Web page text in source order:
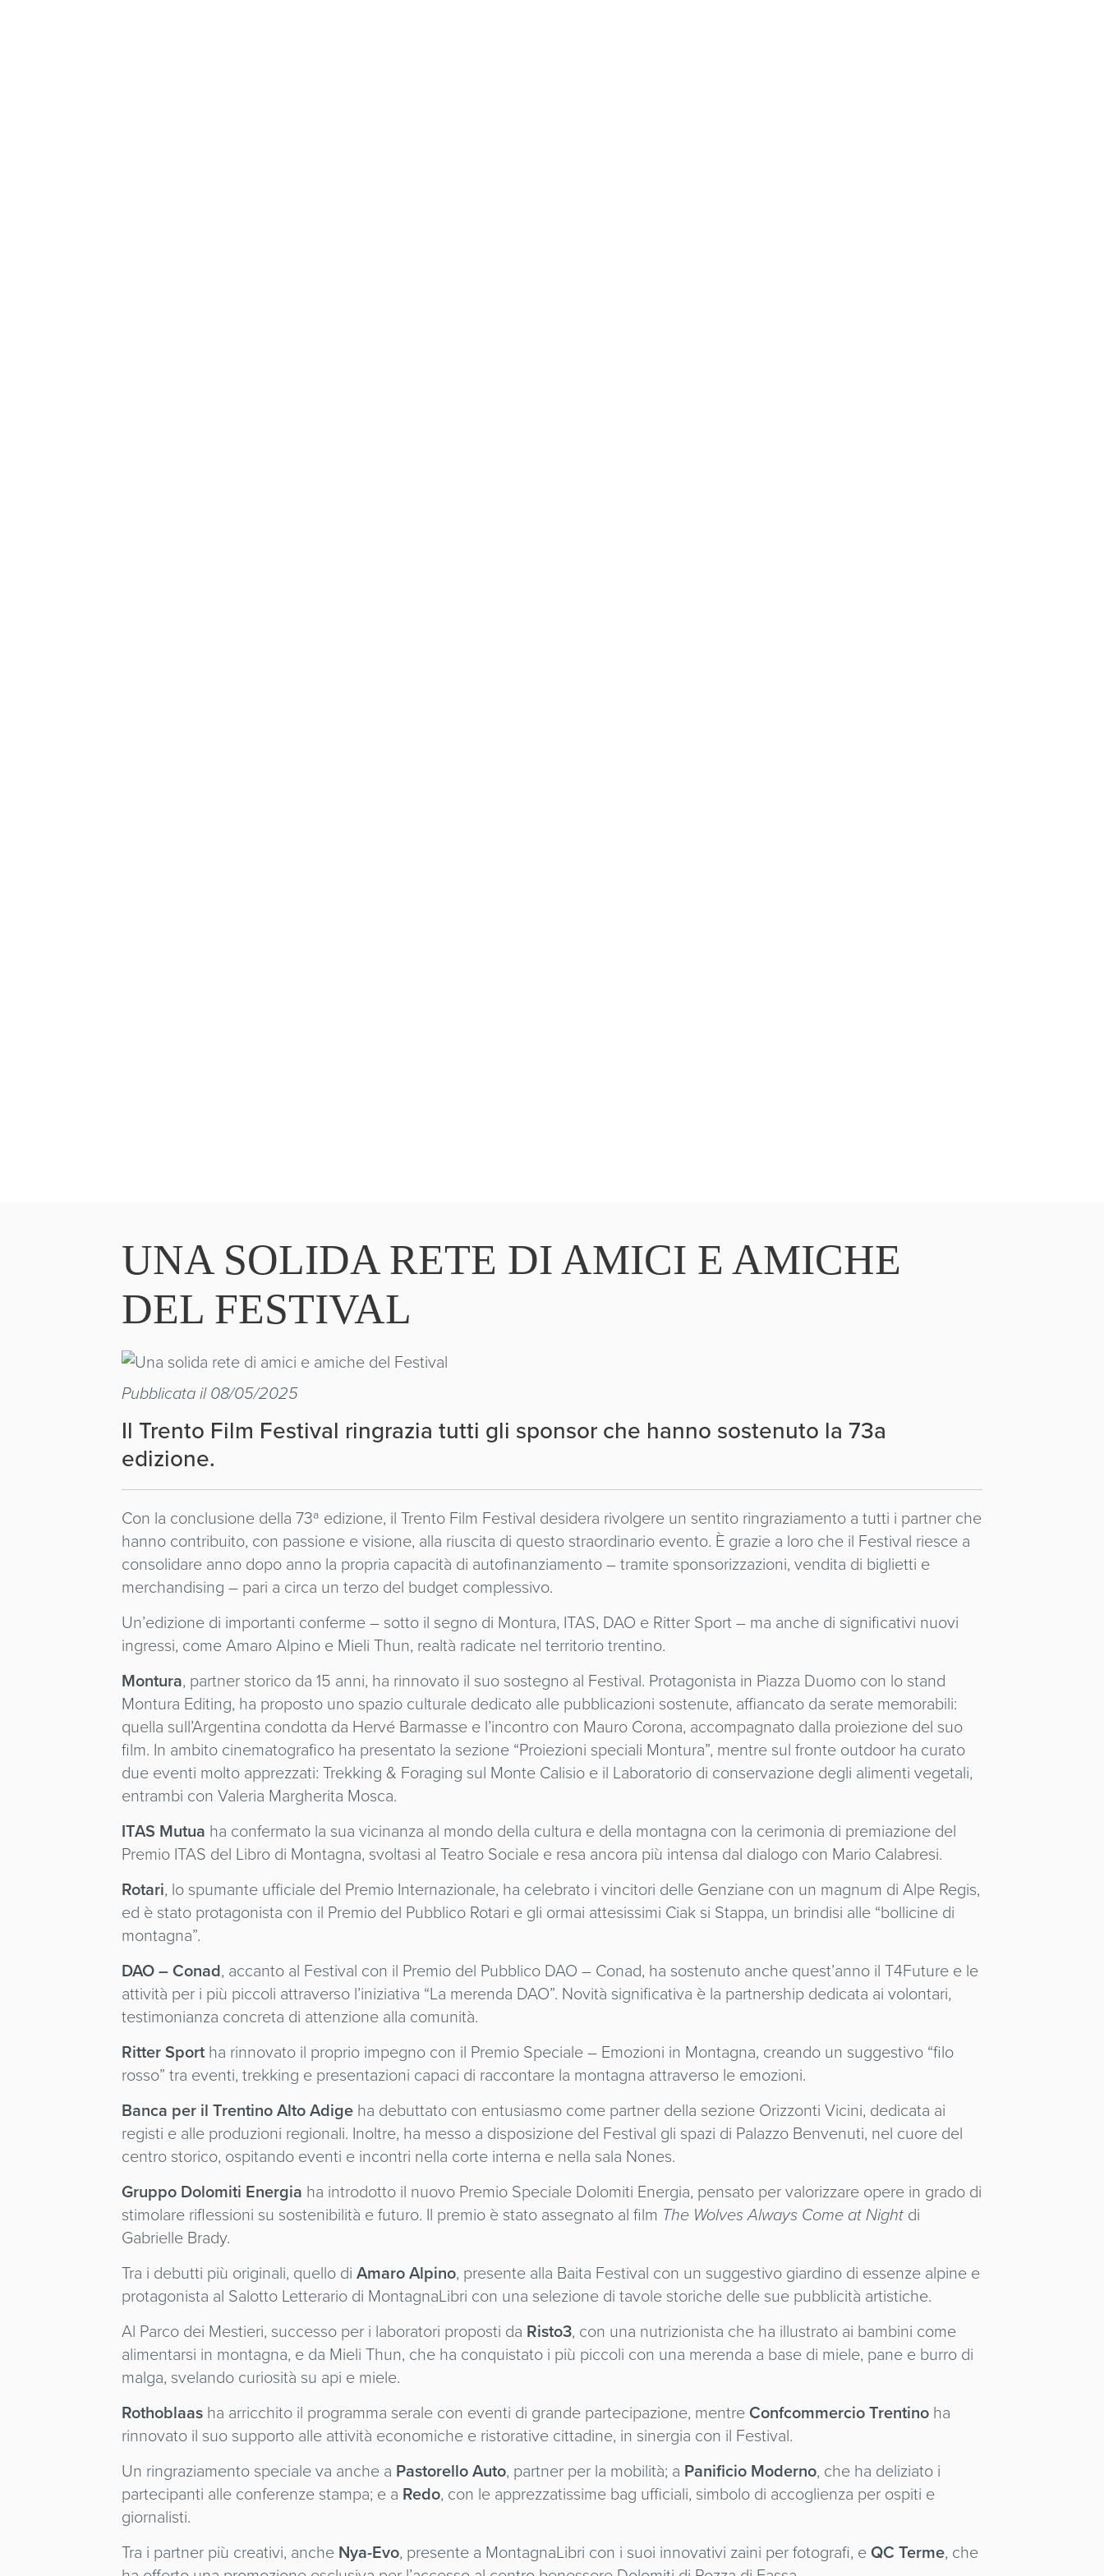
UNA SOLIDA RETE DI AMICI E AMICHE
DEL FESTIVAL
Pubblicata il 08/05/2025
Il Trento Film Festival ringrazia tutti gli sponsor che hanno sostenuto la 73a
edizione.
Con la conclusione della 73ª edizione, il Trento Film Festival desidera rivolgere un sentito ringraziamento a tutti i partner che
hanno contribuito, con passione e visione, alla riuscita di questo straordinario evento. È grazie a loro che il Festival riesce a
consolidare anno dopo anno la propria capacità di autofinanziamento – tramite sponsorizzazioni, vendita di biglietti e
merchandising – pari a circa un terzo del budget complessivo.
Un’edizione di importanti conferme – sotto il segno di Montura, ITAS, DAO e Ritter Sport – ma anche di significativi nuovi
ingressi, come Amaro Alpino e Mieli Thun, realtà radicate nel territorio trentino.
Montura, partner storico da 15 anni, ha rinnovato il suo sostegno al Festival. Protagonista in Piazza Duomo con lo stand
Montura Editing, ha proposto uno spazio culturale dedicato alle pubblicazioni sostenute, affiancato da serate memorabili:
quella sull’Argentina condotta da Hervé Barmasse e l’incontro con Mauro Corona, accompagnato dalla proiezione del suo
film. In ambito cinematografico ha presentato la sezione “Proiezioni speciali Montura”, mentre sul fronte outdoor ha curato
due eventi molto apprezzati: Trekking & Foraging sul Monte Calisio e il Laboratorio di conservazione degli alimenti vegetali,
entrambi con Valeria Margherita Mosca.
ITAS Mutua ha confermato la sua vicinanza al mondo della cultura e della montagna con la cerimonia di premiazione del
Premio ITAS del Libro di Montagna, svoltasi al Teatro Sociale e resa ancora più intensa dal dialogo con Mario Calabresi.
Rotari, lo spumante ufficiale del Premio Internazionale, ha celebrato i vincitori delle Genziane con un magnum di Alpe Regis,
ed è stato protagonista con il Premio del Pubblico Rotari e gli ormai attesissimi Ciak si Stappa, un brindisi alle “bollicine di
montagna”.
DAO – Conad, accanto al Festival con il Premio del Pubblico DAO – Conad, ha sostenuto anche quest’anno il T4Future e le
attività per i più piccoli attraverso l’iniziativa “La merenda DAO”. Novità significativa è la partnership dedicata ai volontari,
testimonianza concreta di attenzione alla comunità.
Ritter Sport ha rinnovato il proprio impegno con il Premio Speciale – Emozioni in Montagna, creando un suggestivo “filo
rosso” tra eventi, trekking e presentazioni capaci di raccontare la montagna attraverso le emozioni.
Banca per il Trentino Alto Adige ha debuttato con entusiasmo come partner della sezione Orizzonti Vicini, dedicata ai
registi e alle produzioni regionali. Inoltre, ha messo a disposizione del Festival gli spazi di Palazzo Benvenuti, nel cuore del
centro storico, ospitando eventi e incontri nella corte interna e nella sala Nones.
Gruppo Dolomiti Energia ha introdotto il nuovo Premio Speciale Dolomiti Energia, pensato per valorizzare opere in grado di
stimolare riflessioni su sostenibilità e futuro. Il premio è stato assegnato al film The Wolves Always Come at Night di
Gabrielle Brady.
Tra i debutti più originali, quello diAmaro Alpino, presente alla Baita Festival con un suggestivo giardino di essenze alpine e
protagonista al Salotto Letterario di MontagnaLibri con una selezione di tavole storiche delle sue pubblicità artistiche.
Al Parco dei Mestieri, successo per i laboratori proposti da Risto3, con una nutrizionista che ha illustrato ai bambini come
alimentarsi in montagna, e da Mieli Thun, che ha conquistato i più piccoli con una merenda a base di miele, pane e burro di
malga, svelando curiosità su api e miele.
Rothoblaas ha arricchito il programma serale con eventi di grande partecipazione, mentreConfcommercio Trentino ha
rinnovato il suo supporto alle attività economiche e ristorative cittadine, in sinergia con il Festival.
Un ringraziamento speciale va anche a Pastorello Auto, partner per la mobilità; a Panificio Moderno, che ha deliziato i
partecipanti alle conferenze stampa; e a Redo, con le apprezzatissime bag ufficiali, simbolo di accoglienza per ospiti e
giornalisti.
Tra i partner più creativi, anche Nya-Evo, presente a MontagnaLibri con i suoi innovativi zaini per fotografi, eQC Terme, che